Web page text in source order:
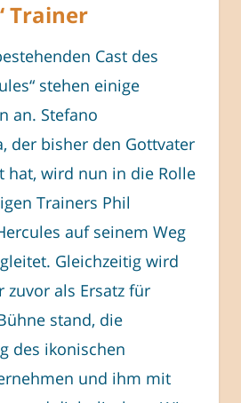
Trainer
Cast des
stehen einige
an. Stefano
der bisher den Gottvater
hat, wird nun in die Rolle
Trainers Phil
auf seinem Weg
Gleichzeitig wird
zuvor als Ersatz für
stand, die
des ikonischen
und ihm mit